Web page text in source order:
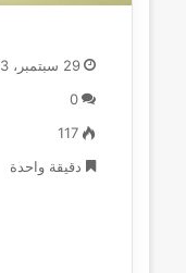
29 سبتمبر، 2023
0
117
دقيقة واحدة